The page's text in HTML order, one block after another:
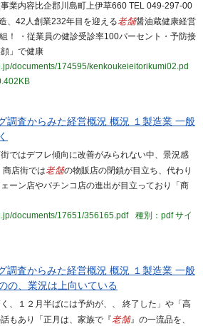
業内容比企郡川島町上伊草660 TEL 049-297-00
、42人創業232年目を迎える老舗醤油蔵健康経営
！ ・従業員の健診受診率100パーセント・予防接
」で健康
documents/174595/kenkoukeieitorikumi02.pd
調査からみた経営概況 概況 １製造業 一般
ではデフレ傾向に改善がみられない中、景況感
商店街では老舗の物販店の閉鎖が目立ち、代わり
ーン店やパチンコ店の進出が目立っており「商
documents/17651/356165.pdf
種別：pdfサイ
調査からみた経営概況 概況 １製造業 一般
の、業況は上向いている
、１２月半ばには予約が、、 終了した」や「高
もあり「正月は、家族で『老舗』の一流品を、